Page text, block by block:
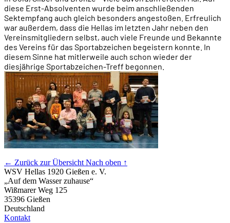
diese Erst-Absolventen wurde beim anschließenden
Sektempfang auch gleich besonders angestoßen. Erfreulich
war außerdem, dass die Hellas im letzten Jahr neben den
Vereinsmitgliedern selbst, auch viele Freunde und Bekannte
des Vereins für das Sportabzeichen begeistern konnte. In
diesem Sinne hat mitlerweile auch schon wieder der
diesjährige Sportabzeichen-Treff begonnen.
← Zurück zur Übersicht Nach oben ↑
WSV Hellas 1920 Gießen e. V.
„Auf dem Wasser zuhause“
Wißmarer Weg 125
35396 Gießen
Deutschland
Kontakt